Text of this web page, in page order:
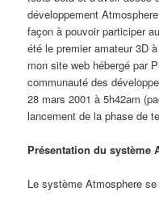
développement
façon à pouvoir participer
été le premier amateur 3D
mon site web hébergé par
communauté des
28 mars 2001 à 5h42am
lancement de la phase de
Présentation du système
Le système Atmosphere